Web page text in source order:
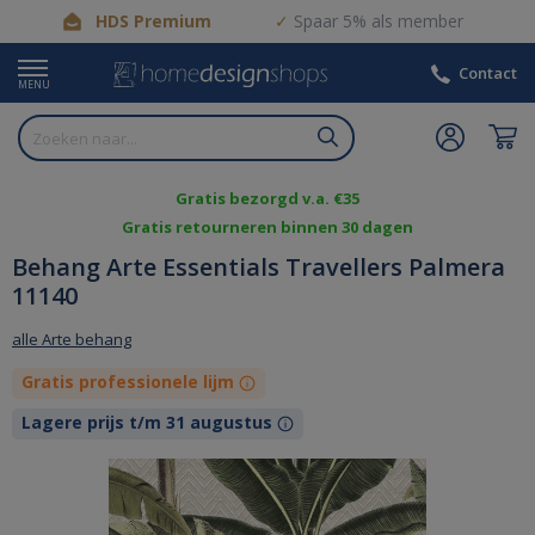
HDS Premium Spaar 5% als member
MENU
Contact
Gratis bezorgd v.a. €35
Gratis retourneren binnen 30 dagen
Behang Arte Essentials Travellers Palmera
11140
alle Arte behang
Gratis professionele lijm
Lagere prijs t/m 31 augustus